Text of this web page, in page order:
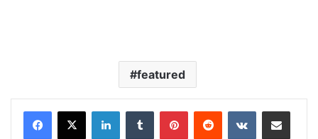
featured
LinkedInTumblr PinterestReddit VKontakteShare via Email